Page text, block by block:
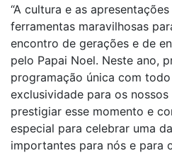
“A cultura e as
ferramentas maravilhosas
encontro de gerações e de
pelo Papai Noel. Neste ano,
programação única com
exclusividade para os
prestigiar esse momento e
especial para celebrar uma
importantes para nós e para